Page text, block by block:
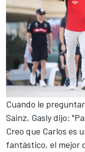
Cuando le
Sainz, Gasly dijo:
Creo que Carlos es
fantástico, el mejor